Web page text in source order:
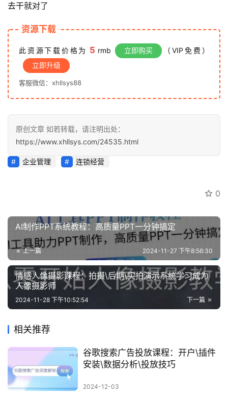
专
去干就对了
资源下载
此资源下载价格为 5 rmb 立即购买
（VIP免费）
立即升级
客服微信：xhllsys88
原创文章 如若转载，请注明出处：
https://www.xhllsys.com/24535.html
企业管理 连锁经营
0
AI制作PPT系统教程：高质量PPT一分钟搞定
上一篇 2024-11-27 下午8:56:30
情感人像摄影课程：拍摄\后期\实拍演示系统学习成为
人像摄影师
下一篇
2024-11-28 下午10:52:54
相关推荐
谷歌搜索广告投放课程：开户\插件
安装\数据分析\投放技巧
2024-12-03